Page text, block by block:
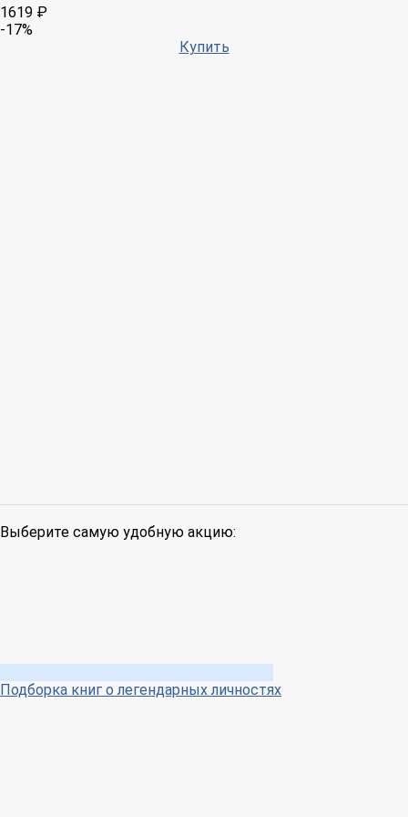
1619 ₽
-17%
Купить
Выберите самую удобную акцию:
Подборка книг о легендарных личностях